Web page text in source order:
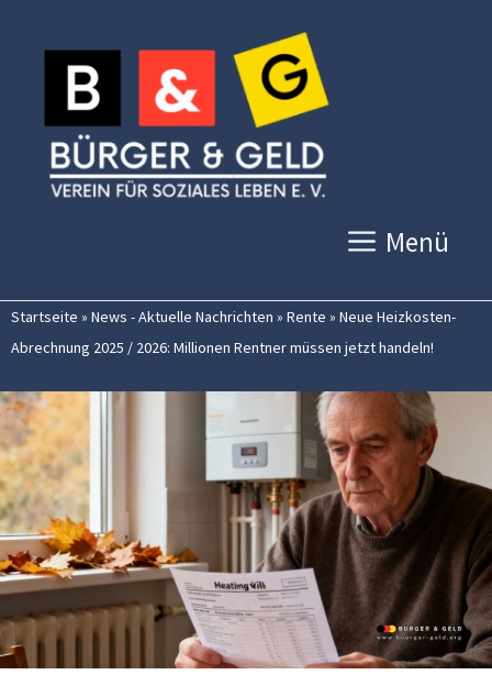
Inhalt
springen
Menü
Startseite » News - Aktuelle Nachrichten » Rente » Neue Heizkosten-
Abrechnung 2025 / 2026: Millionen Rentner müssen jetzt handeln!